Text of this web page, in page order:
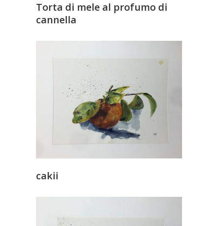
Torta di mele al profumo di
cannella
cakii